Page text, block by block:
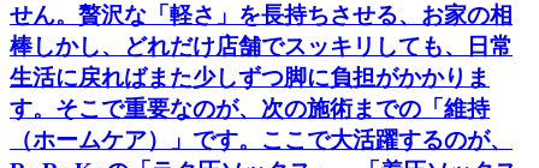
せん。贅沢な「軽さ」を長持ちさせる、お家の相
棒しかし、どれだけ店舗でスッキリしても、日常
生活に戻ればまた少しずつ脚に負担がかかりま
す。そこで重要なのが、次の施術までの「維持
（ホームケア）」です。ここで大活躍するのが、